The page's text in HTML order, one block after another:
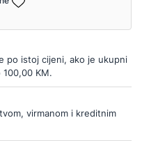
po istoj cijeni, ako je ukupni
KM.
virmanom i kreditnim